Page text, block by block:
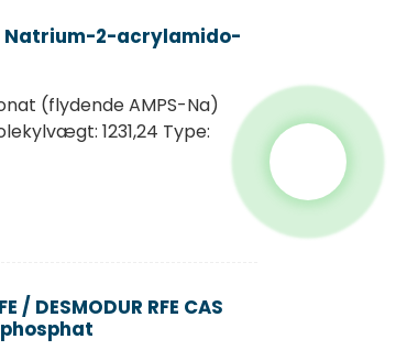
Natrium-2-acrylamido-
(flydende AMPS-Na)
1231,24 Type:
DESMODUR RFE CAS